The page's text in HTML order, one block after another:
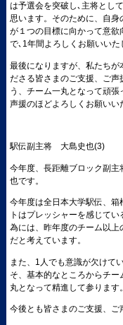
は予選会を突破し､主将とし
思います。そのために、自
が１つの目標に向かって意
で､1年間よろしくお願いいた
最後になりますが、私たちが
ださる皆さまのご支援、ご声
う、チーム一丸となって頑
声援のほどよろしくお願いい
駅伝副主将 大島史也(3)
今年度、長距離ブロック副主
也です。
今年度は全日本大学駅伝、箱
トはプレッシャーを感じて
為には、昨年度のチーム以
だと考えています。
また、1人でも意識が欠けて
そ、基本的なところからチ
丸となって精進して参ります。
今後とも皆さまのご支援、ご